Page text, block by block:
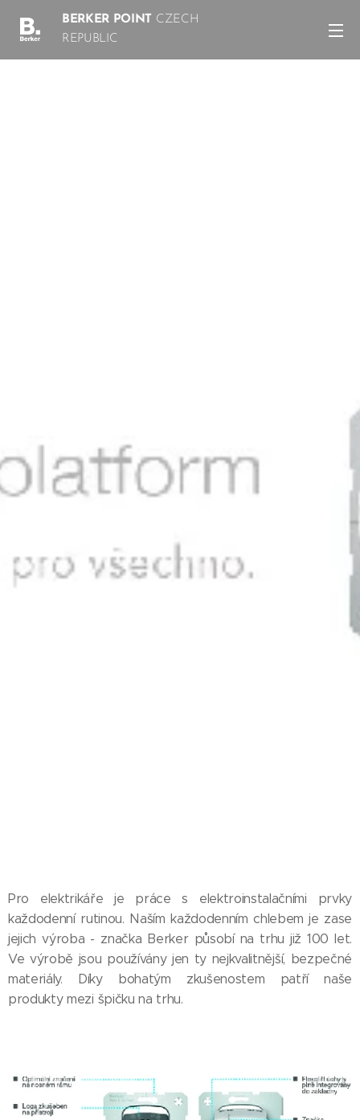
BERKER POINT CZECH
REPUBLIC
Pro elektrikáře je práce s elektroinstalačními prvky
každodenní rutinou. Naším každodenním chlebem je zase
jejich výroba - značka Berker působí na trhu již 100 let.
Ve výrobě jsou používány jen ty nejkvalitnější, bezpečné
materiály. Díky bohatým zkušenostem patří naše
produkty mezi špičku na trhu.